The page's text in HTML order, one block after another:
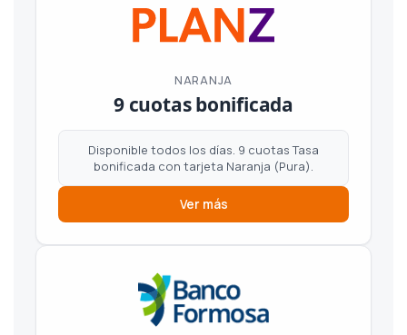
NARANJA
9 cuotas bonificada
Disponible todos los días. 9 cuotas Tasa
bonificada con tarjeta Naranja (Pura).
Ver más